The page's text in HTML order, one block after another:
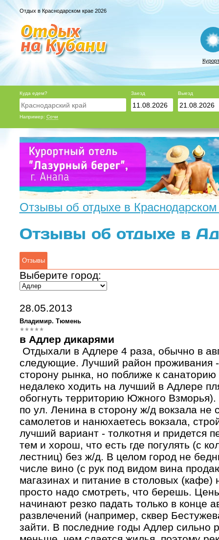
Отдых в Краснодарском крае 2026
Куда едем?
Например: Сочи
Заезд Выезд
Отзывы об отдыхе в Краснодарском
Отзывы об отдыхе в
Отзывы
Выберите город:
28.05.2013
Владимир. Тюмень
в Адлер дикарями
Отдыхали в Адлере 4 раза, обычно в
следующие. Лучший район проживания -
сторону рынка, но поближе к
недалеко ходить на лучший в Адлере
обогнуть территорию Южного
по ул. Ленина в сторону ж/д вокзала не
самолетов и нанюхаетесь вокзала,
лучший вариант - толкотня и придется
тем и хорош, что есть где погулять (с
лестниц) без ж/д. В целом город не
числе вино (с рук под видом вина
магазинах и питание в столовых
просто надо смотреть, что берешь.
начинают резко падать только в конце
развлечений (например, сквер
зайти. В последние годы Адлер сильно